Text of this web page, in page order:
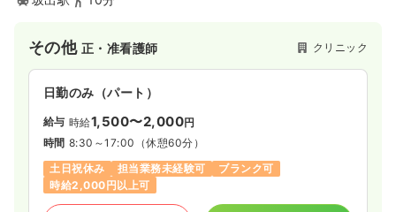
その他 正・准看護師 クリニック
日勤のみ（パート）
給与 時給1,500〜2,000円
時間 8:30～17:00 （休憩60分）
土日祝休み
担当業務未経験可
ブランク可
時給2,000円以上可